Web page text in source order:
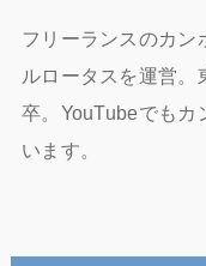
フリーランスのカン
ルロータスを運営
卒。YouTubeでもカ
います。